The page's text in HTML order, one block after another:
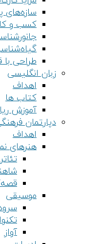
سازه‌های
کسب و
طراحی
زبان انگلیسی
اهداف
کتاب ها
آموزش
دپارتمان
اهداف
هنرهای
تئاتر
موسیقی
آواز